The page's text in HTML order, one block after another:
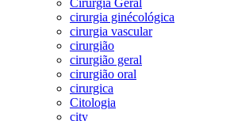
cirurgia ginécológica
cirurgia vascular
cirurgião
cirurgião geral
cirurgião oral
cirurgica
Citologia
city